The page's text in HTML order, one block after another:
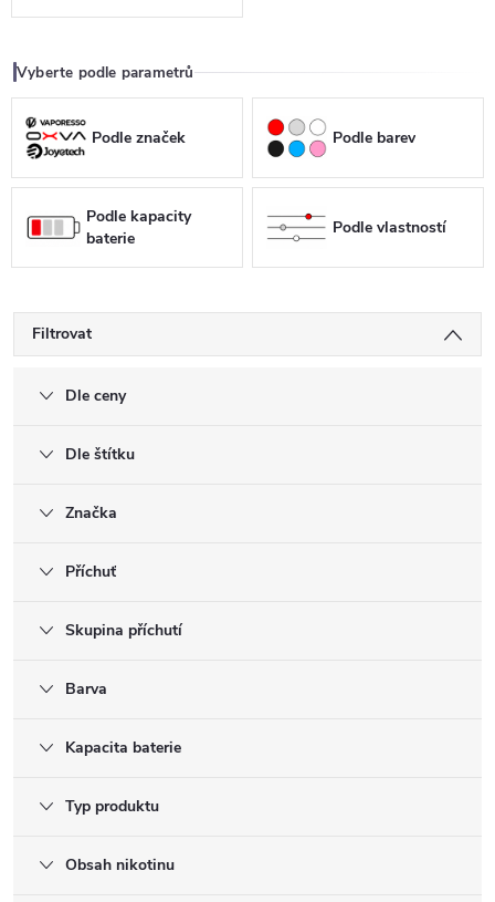
Vyberte podle parametrů
Podle značek Podle barev
Podle kapacity
baterie
Podle vlastností
Filtrovat
Dle ceny
Dle štítku
Značka
Příchuť
Skupina příchutí
Barva
Kapacita baterie
Typ produktu
Obsah nikotinu